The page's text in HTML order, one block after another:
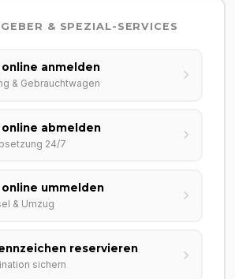
& SPEZIAL-SERVICES
online anmelden
& Gebrauchtwagen
online abmelden
24/7
online ummelden
& Umzug
reservieren
sichern